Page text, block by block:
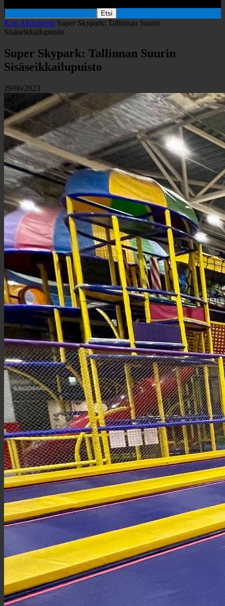
Koti Aktiviteetit Super Skypark: Tallinnan Suurin
Sisäseikkailupuisto
Super Skypark: Tallinnan Suurin
Sisäseikkailupuisto
29/06/2023